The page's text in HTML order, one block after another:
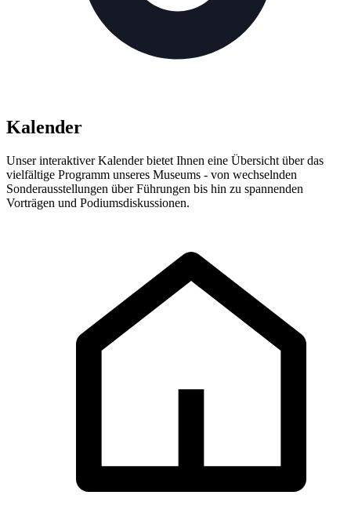
Kalender
Unser interaktiver Kalender bietet Ihnen eine Übersicht über das
vielfältige Programm unseres Museums - von wechselnden
Sonderausstellungen über Führungen bis hin zu spannenden
Vorträgen und Podiumsdiskussionen.